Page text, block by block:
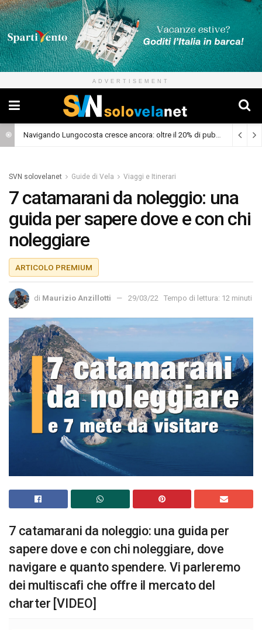
ADVERTISEMENT
Navigando Lungocosta cresce ancora: oltre il 20% di pubblico dalla prima puntata
SVN solovelanet Guide di Vela Viaggi e Itinerari
7 catamarani da noleggio: una
guida per sapere dove e con chi
noleggiare
ARTICOLO PREMIUM
di Maurizio Anzillotti 29/03/22 Tempo di lettura: 12 minuti
7 catamarani da noleggio: una guida per
sapere dove e con chi noleggiare, dove
navigare e quanto spendere. Vi parleremo
dei multiscafi che offre il mercato del
charter [VIDEO]